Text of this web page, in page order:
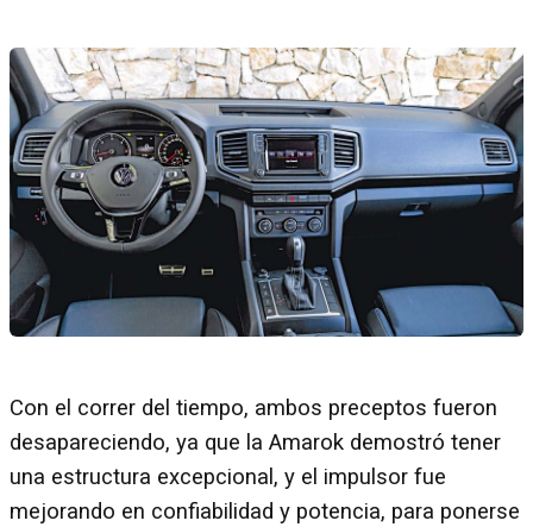
Con el correr del tiempo, ambos preceptos fueron
desapareciendo, ya que la Amarok demostró tener
una estructura excepcional, y el impulsor fue
mejorando en confiabilidad y potencia, para ponerse